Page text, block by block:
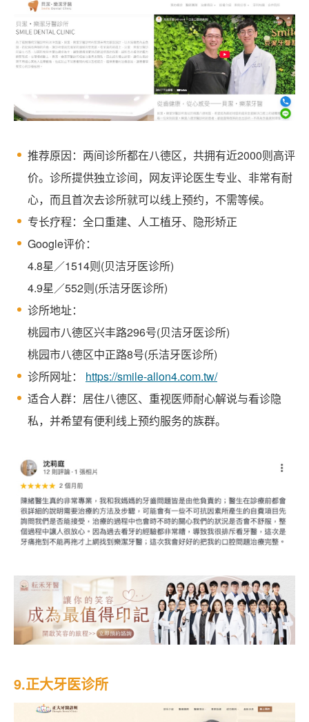
推荐原因：两间诊所都在八德区，共拥有近2000则高评
价。诊所提供独立诊间，网友评论医生专业、非常有耐
心，而且首次去诊所就可以线上预约，不需等候。
专长疗程：全口重建、人工植牙、隐形矫正
Google评价：
4.8星／1514则(贝洁牙医诊所)
4.9星／552则(乐洁牙医诊所)
诊所地址：
桃园市八德区兴丰路296号(贝洁牙医诊所)
桃园市八德区中正路8号(乐洁牙医诊所)
诊所网址： https://smile-allon4.com.tw/
适合人群：居住八德区、重视医师耐心解说与看诊隐
私，并希望有便利线上预约服务的族群。
9.正大牙医诊所